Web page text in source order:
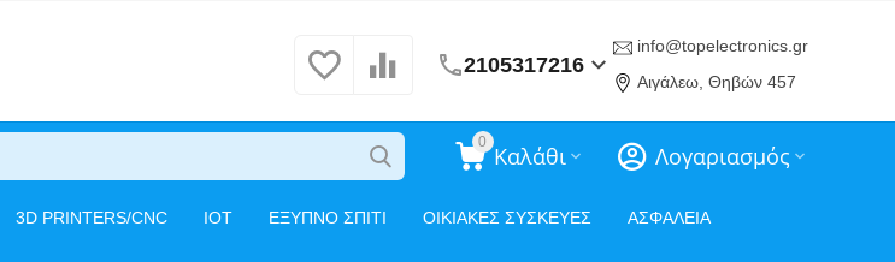
2105317216
info@topelectronics.gr
Αιγάλεω, Θηβών 457
Λογαριασμός
0 Καλάθι
3D PRINTERS/CNC IOT ΕΞΥΠΝΟ ΣΠΙΤΙ ΟΙΚΙΑΚΕΣ ΣΥΣΚΕΥΕΣ ΑΣΦΑΛΕΙΑ